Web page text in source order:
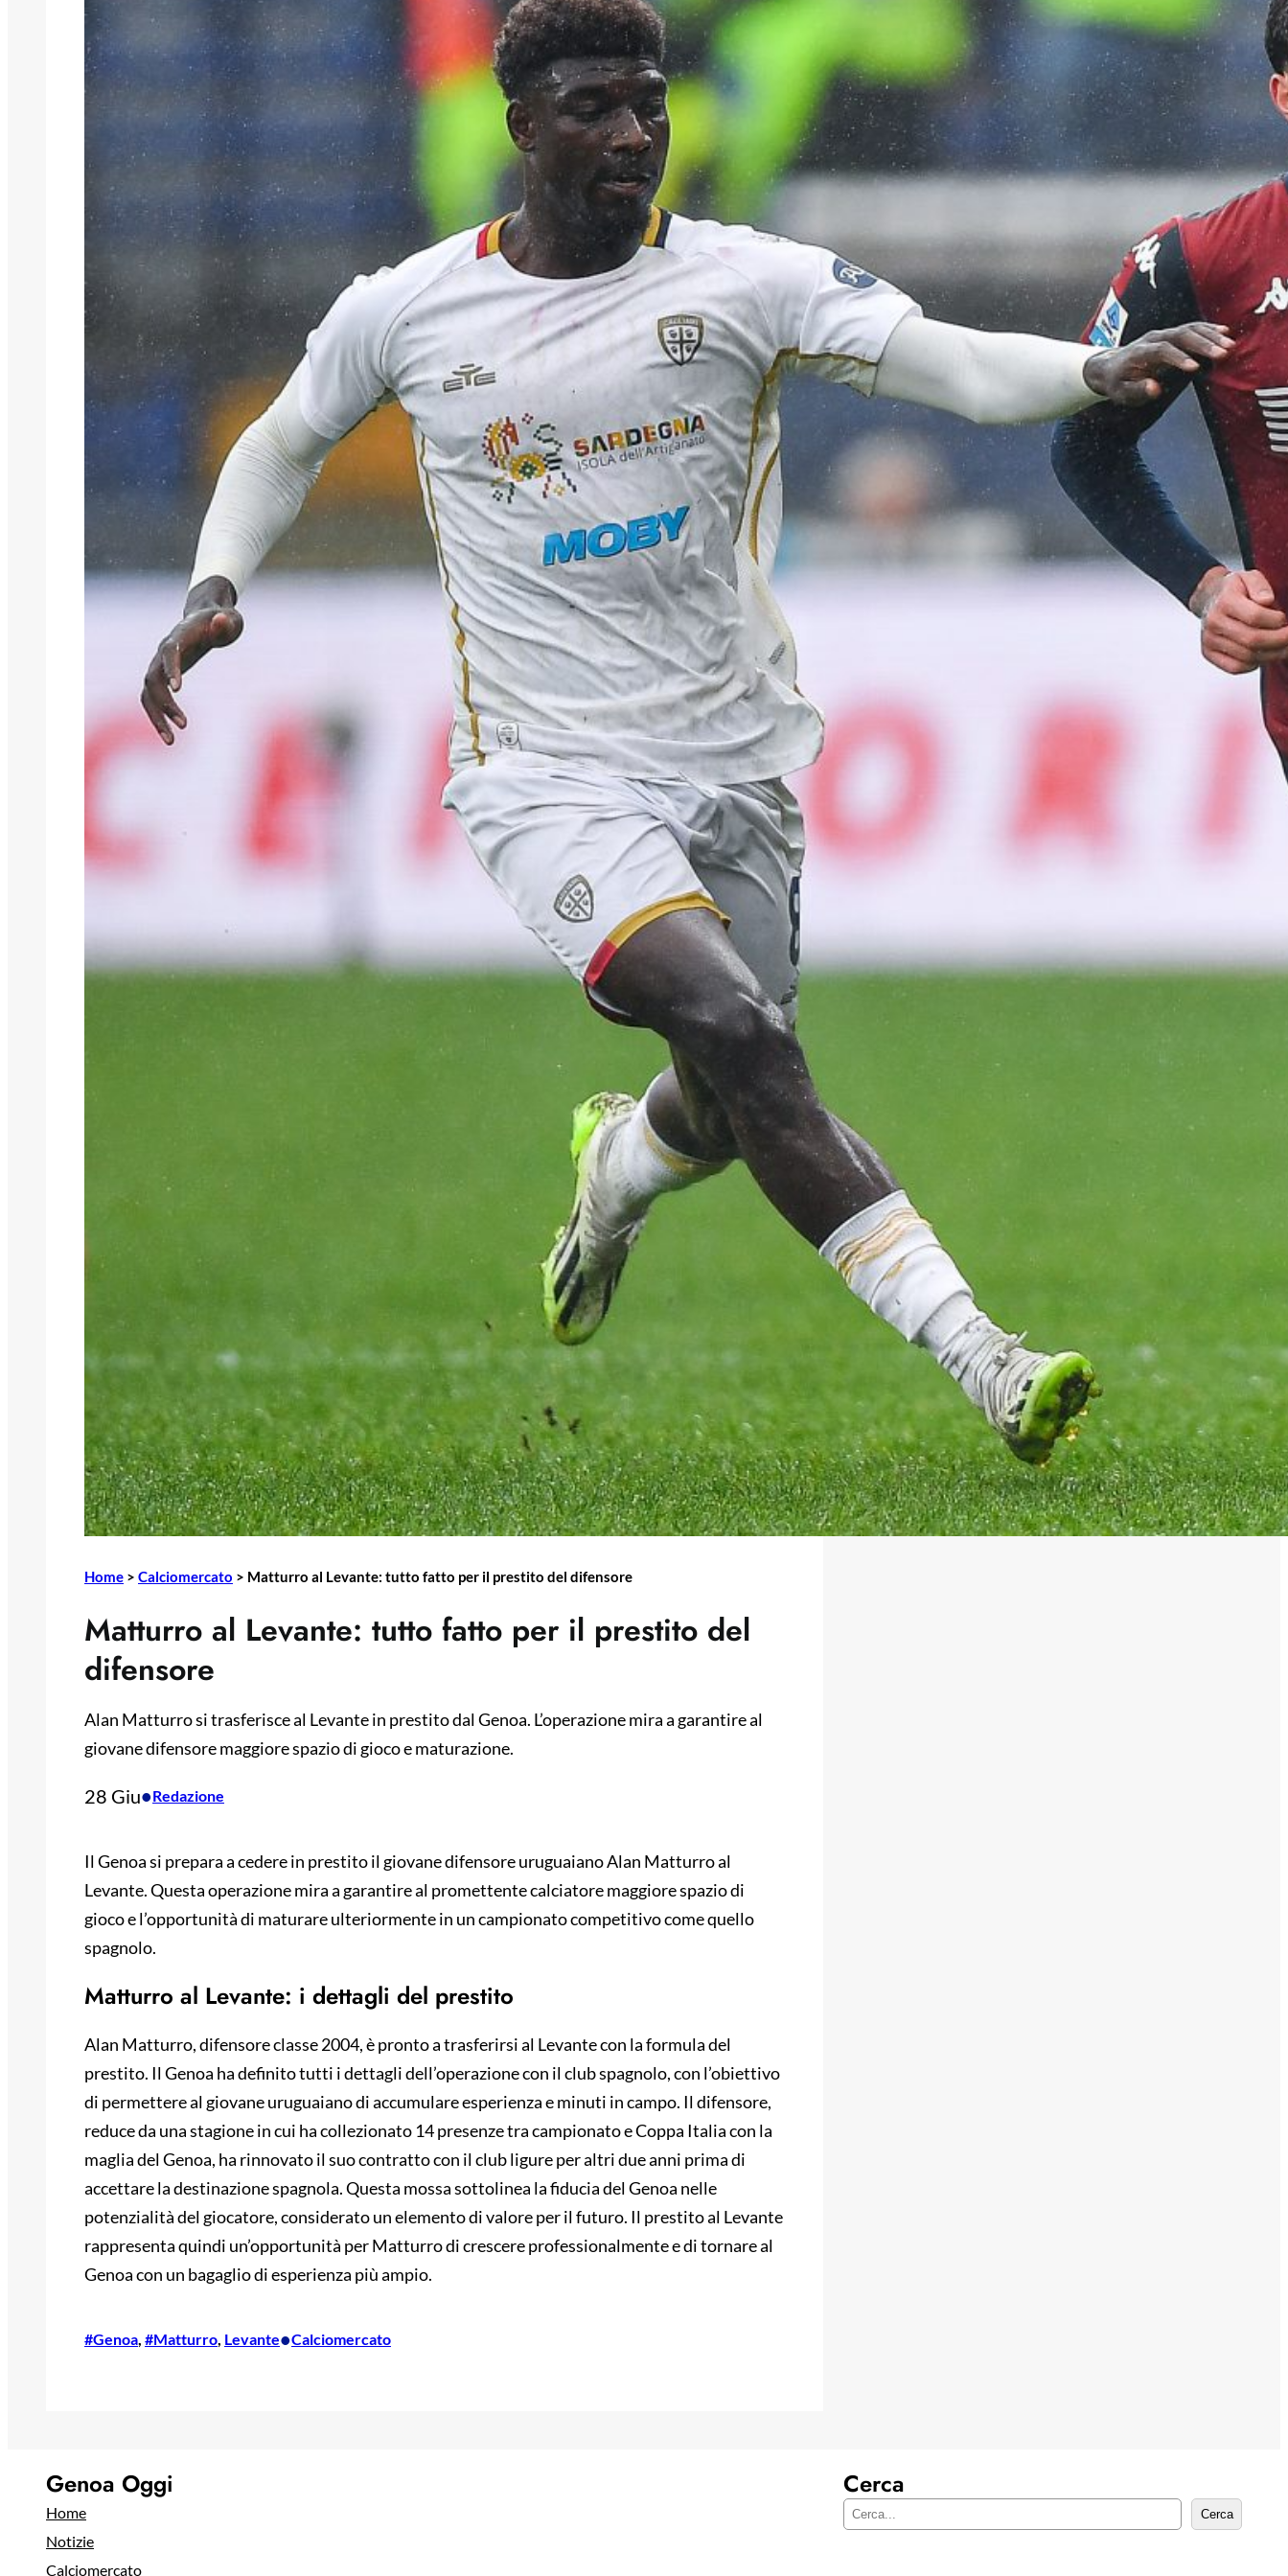
Home > Calciomercato > Matturro al Levante: tutto fatto per il prestito del difensore
Matturro al Levante: tutto fatto per il prestito del
difensore
Alan Matturro si trasferisce al Levante in prestito dal Genoa. L’operazione mira a garantire al
giovane difensore maggiore spazio di gioco e maturazione.
28 Giu•Redazione
Il Genoa si prepara a cedere in prestito il giovane difensore uruguaiano Alan Matturro al
Levante. Questa operazione mira a garantire al promettente calciatore maggiore spazio di
gioco e l’opportunità di maturare ulteriormente in un campionato competitivo come quello
spagnolo.
Matturro al Levante: i dettagli del prestito
Alan Matturro, difensore classe 2004, è pronto a trasferirsi al Levante con la formula del
prestito. Il Genoa ha definito tutti i dettagli dell’operazione con il club spagnolo, con l’obiettivo
di permettere al giovane uruguaiano di accumulare esperienza e minuti in campo. Il difensore,
reduce da una stagione in cui ha collezionato 14 presenze tra campionato e Coppa Italia con la
maglia del Genoa, ha rinnovato il suo contratto con il club ligure per altri due anni prima di
accettare la destinazione spagnola. Questa mossa sottolinea la fiducia del Genoa nelle
potenzialità del giocatore, considerato un elemento di valore per il futuro. Il prestito al Levante
rappresenta quindi un’opportunità per Matturro di crescere professionalmente e di tornare al
Genoa con un bagaglio di esperienza più ampio.
#Genoa, #Matturro, Levante•Calciomercato
6 Agosto 2026
Vogliacco lascia il Genoa: ufficiale la
cessione alla Cremonese
6 Agosto 2026
Genoa, al Ferraris il Deportivo A
Coruña: nuovo nome e ritorno nella
Genoa Oggi
Home
Notizie
Calciomercato
Cerca
C
Cerca